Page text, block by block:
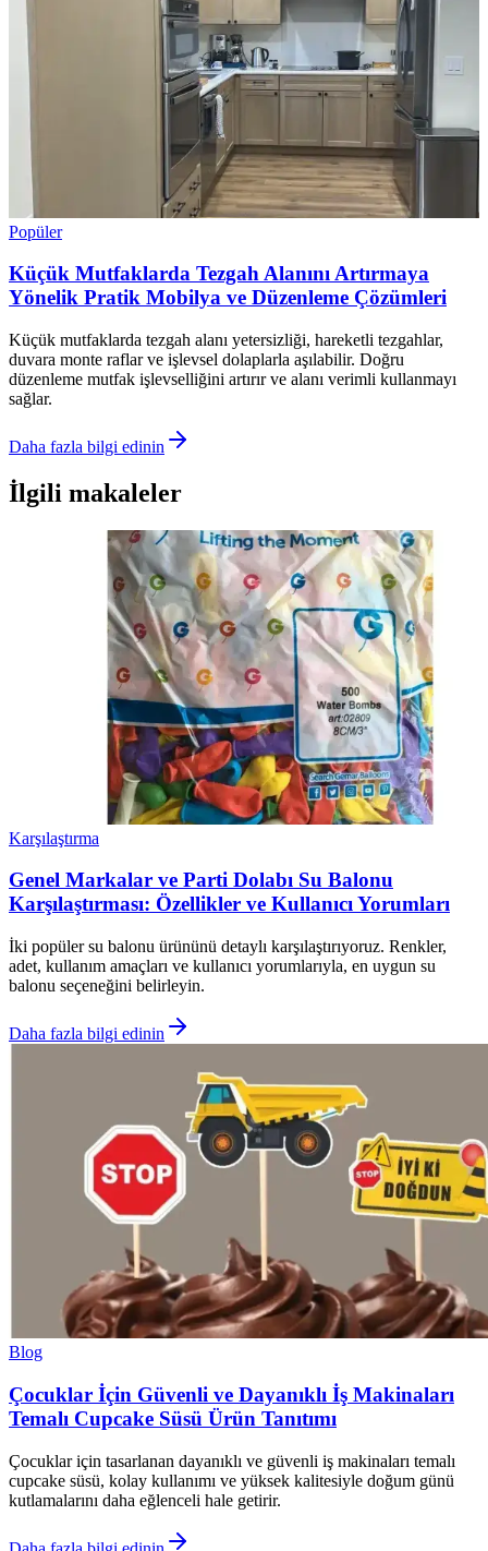
Popüler
Küçük Mutfaklarda Tezgah Alanını Artırmaya
Yönelik Pratik Mobilya ve Düzenleme Çözümleri
Küçük mutfaklarda tezgah alanı yetersizliği, hareketli tezgahlar,
duvara monte raflar ve işlevsel dolaplarla aşılabilir. Doğru
düzenleme mutfak işlevselliğini artırır ve alanı verimli kullanmayı
sağlar.
Daha fazla bilgi edinin
İlgili makaleler
Karşılaştırma
Genel Markalar ve Parti Dolabı Su Balonu
Karşılaştırması: Özellikler ve Kullanıcı Yorumları
İki popüler su balonu ürününü detaylı karşılaştırıyoruz. Renkler,
adet, kullanım amaçları ve kullanıcı yorumlarıyla, en uygun su
balonu seçeneğini belirleyin.
Daha fazla bilgi edinin
Blog
Çocuklar İçin Güvenli ve Dayanıklı İş Makinaları
Temalı Cupcake Süsü Ürün Tanıtımı
Çocuklar için tasarlanan dayanıklı ve güvenli iş makinaları temalı
cupcake süsü, kolay kullanımı ve yüksek kalitesiyle doğum günü
kutlamalarını daha eğlenceli hale getirir.